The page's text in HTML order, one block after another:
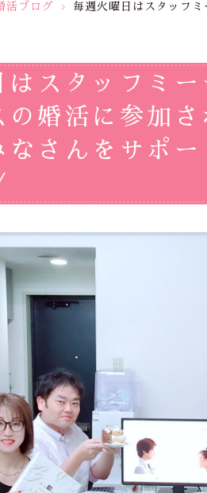
活ブログ > 毎週火曜日はスタッフ
はスタッフミ
の婚活に参加
なさんをサポ